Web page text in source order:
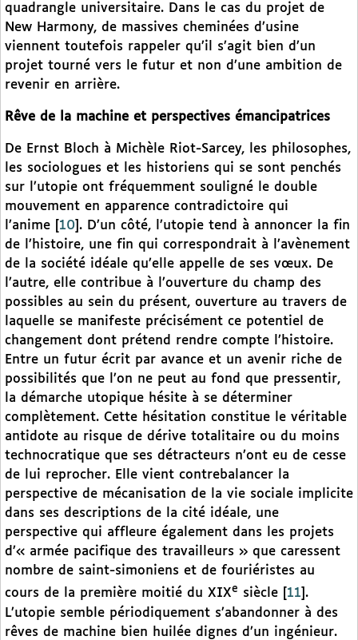
quadrangle universitaire. Dans le cas du projet de
New Harmony, de massives cheminées d’usine
viennent toutefois rappeler qu’il s’agit bien d’un
projet tourné vers le futur et non d’une ambition de
revenir en arrière.
Rêve de la machine et perspectives émancipatrices
De Ernst Bloch à Michèle Riot-Sarcey, les philosophes,
les sociologues et les historiens qui se sont penchés
sur l’utopie ont fréquemment souligné le double
mouvement en apparence contradictoire qui
l’anime
10 . D’un côté, l’utopie tend à annoncer la fin
de l’histoire, une fin qui correspondrait à l’avènement
de la société idéale qu’elle appelle de ses vœux. De
l’autre, elle contribue à l’ouverture du champ des
possibles au sein du présent, ouverture au travers de
laquelle se manifeste précisément ce potentiel de
changement dont prétend rendre compte l’histoire.
Entre un futur écrit par avance et un avenir riche de
possibilités que l’on ne peut au fond que pressentir,
la démarche utopique hésite à se déterminer
complètement. Cette hésitation constitue le véritable
antidote au risque de dérive totalitaire ou du moins
technocratique que ses détracteurs n’ont eu de cesse
de lui reprocher. Elle vient contrebalancer la
perspective de mécanisation de la vie sociale implicite
dans ses descriptions de la cité idéale, une
perspective qui affleure également dans les projets
d’« armée pacifique des travailleurs » que caressent
nombre de saint-simoniens et de fouriéristes au
cours de la première moitié du XIXe siècle 11 .
L’utopie semble périodiquement s’abandonner à des
rêves de machine bien huilée dignes d’un ingénieur.